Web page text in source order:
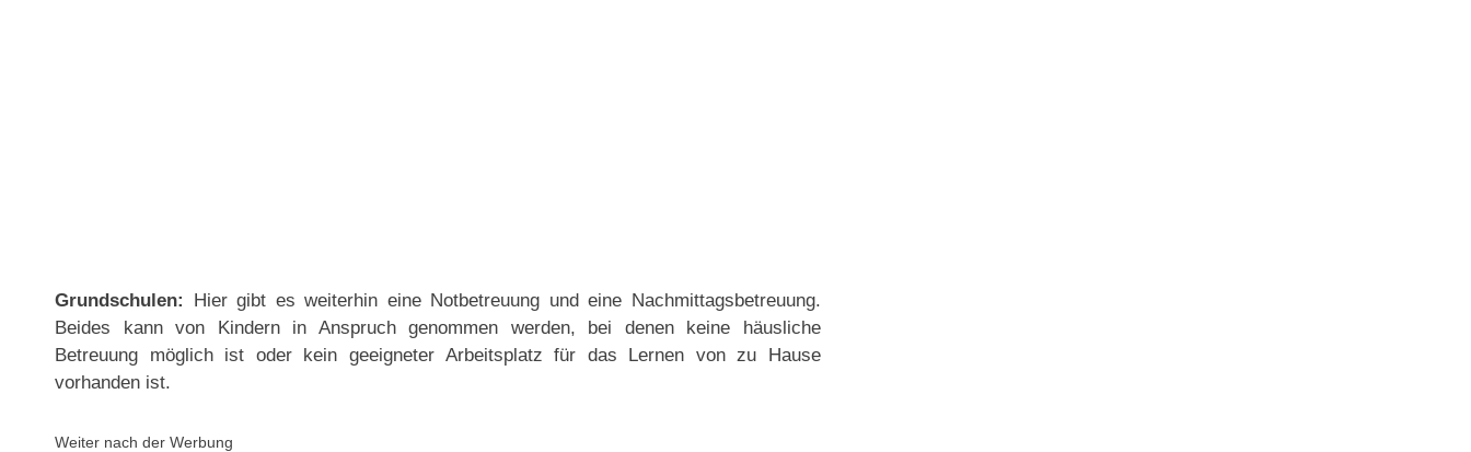
Grundschulen:
Hier gibt es weiterhin eine Notbetreuung und eine Nachmittagsbetreuung.
Beides kann von Kindern in Anspruch genommen werden, bei denen keine häusliche
Betreuung möglich ist oder kein geeigneter Arbeitsplatz für das Lernen von zu Hause
vorhanden ist.
Weiter nach der Werbung